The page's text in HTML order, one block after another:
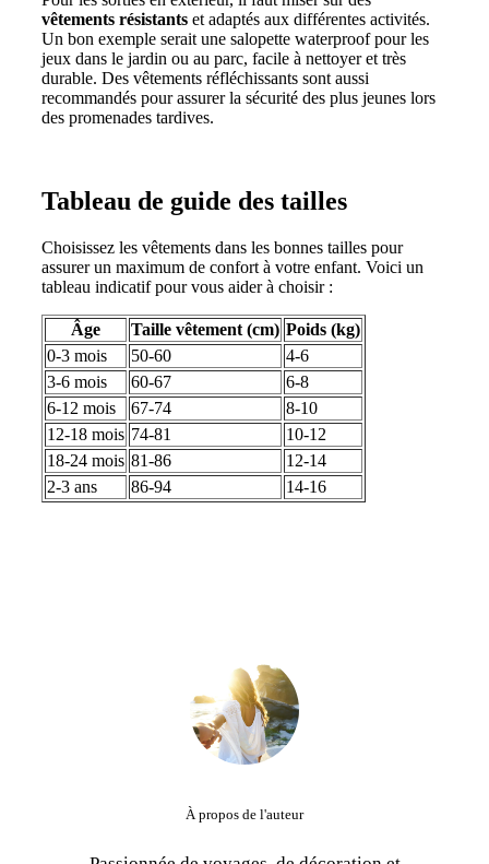
vêtements résistants et adaptés aux différentes activités.
Un bon exemple serait une salopette waterproof pour les
jeux dans le jardin ou au parc, facile à nettoyer et très
durable. Des vêtements réfléchissants sont aussi
recommandés pour assurer la sécurité des plus jeunes lors
des promenades tardives.
Tableau de guide des tailles
Choisissez les vêtements dans les bonnes tailles pour
assurer un maximum de confort à votre enfant. Voici un
tableau indicatif pour vous aider à choisir :
Âge Taille vêtement (cm) Poids (kg)
0-3 mois
50-60
4-6
3-6 mois
60-67
6-8
6-12 mois
67-74
8-10
12-18 mois 74-81
10-12
18-24 mois 81-86
12-14
2-3 ans
86-94 14-16
À propos de l'auteur